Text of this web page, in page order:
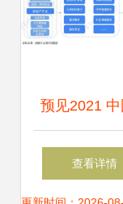
预见2021
业服务产业全
查看详情